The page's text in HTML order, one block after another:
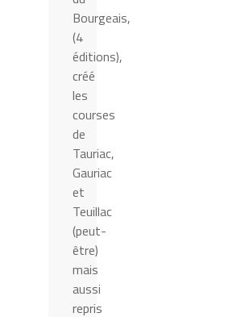
Bourgeais,
(4
éditions),
créé
les
courses
de
Tauriac,
Gauriac
et
Teuillac
(peut-
être)
mais
aussi
repris